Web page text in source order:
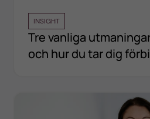
INSIGHT
Tre vanliga
och hur du tar dig